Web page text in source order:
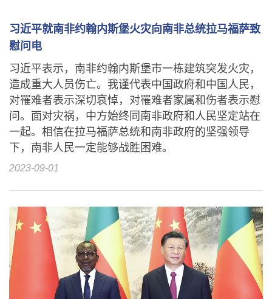
习近平就南非约翰内斯堡火灾向南非总统拉马福萨致
慰问电
习近平表示，南非约翰内斯堡市一栋建筑突发火灾，
造成重大人员伤亡。我谨代表中国政府和中国人民，
对罹难者表示深切哀悼，对罹难者家属和伤者表示慰
问。面对灾祸，中方始终同南非政府和人民坚定站在
一起。相信在拉马福萨总统和南非政府的坚强领导
下，南非人民一定能够战胜困难。
2023-09-01